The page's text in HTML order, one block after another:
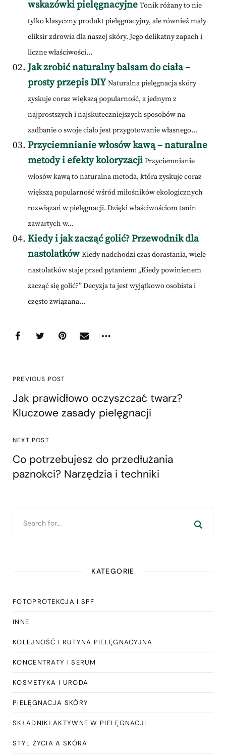
wskazówki pielęgnacyjne Tonik różany to nie
tylko klasyczny produkt pielęgnacyjny, ale również mały
eliksir zdrowia dla naszej skóry. Jego delikatny zapach i
liczne właściwości...
Jak zrobić naturalny balsam do ciała –
prosty przepis DIY Naturalna pielęgnacja skóry
zyskuje coraz większą popularność, a jednym z
najprostszych i najskuteczniejszych sposobów na
zadbanie o swoje ciało jest przygotowanie własnego...
Przyciemnianie włosów kawą – naturalne
metody i efekty koloryzacji Przyciemnianie
włosów kawą to naturalna metoda, która zyskuje coraz
większą popularność wśród miłośników ekologicznych
rozwiązań w pielęgnacji. Dzięki właściwościom tanin
zawartych w...
Kiedy i jak zacząć golić? Przewodnik dla
nastolatków Kiedy nadchodzi czas dorastania, wiele
nastolatków staje przed pytaniem: „Kiedy powinienem
zacząć się golić?” Decyzja ta jest wyjątkowo osobista i
często związana...
PREVIOUS POST
Jak prawidłowo oczyszczać twarz?
Kluczowe zasady pielęgnacji
NEXT POST
Co potrzebujesz do przedłużania
paznokci? Narzędzia i techniki
KATEGORIE
FOTOPROTEKCJA I SPF
INNE
KOLEJNOŚĆ I RUTYNA PIELĘGNACYJNA
KONCENTRATY I SERUM
KOSMETYKA I URODA
PIELĘGNACJA SKÓRY
SKŁADNIKI AKTYWNE W PIELĘGNACJI
STYL ŻYCIA A SKÓRA